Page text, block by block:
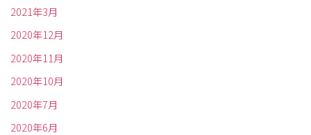
2021年3月
2020年12月
2020年11月
2020年10月
2020年7月
2020年6月